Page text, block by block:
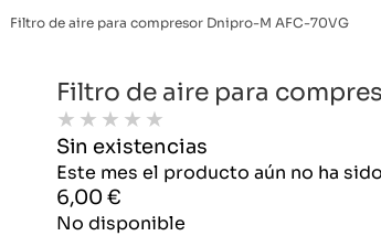
Filtro de aire para compresor Dnipro-M AFC-70VG
Filtro de aire para
★ ★ ★ ★ ★
Sin existencias
Este mes el producto aún no ha
6,00 €
No disponible